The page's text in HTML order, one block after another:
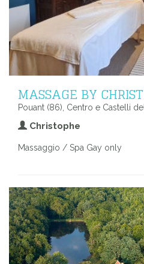
MASSAGE BY
Pouant (86), Centro e Castelli
Christophe
Massaggio / Spa Gay only